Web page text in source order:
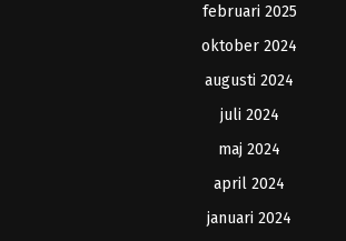
februari 2025
oktober 2024
augusti 2024
juli 2024
maj 2024
april 2024
januari 2024